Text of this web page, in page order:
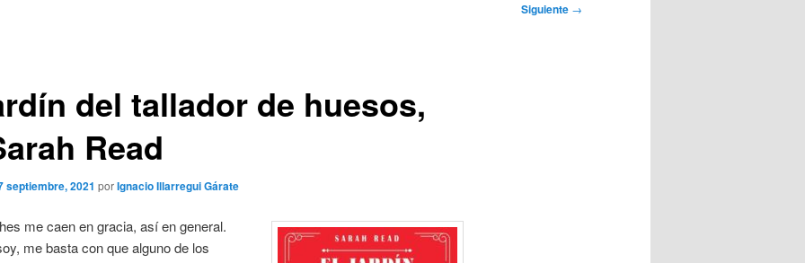
Siguiente →
del tallador de huesos,
Read
septiembre, 2021 porIgnacio Illarregui Gárate
me caen en gracia, así en general.
me basta con que alguno de los